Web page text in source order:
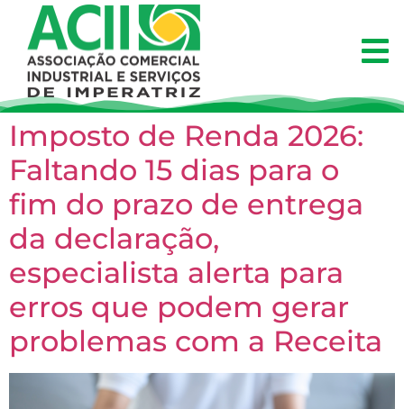
Imposto de Renda 2026:
Faltando 15 dias para o
fim do prazo de entrega
da declaração,
especialista alerta para
erros que podem gerar
problemas com a Receita